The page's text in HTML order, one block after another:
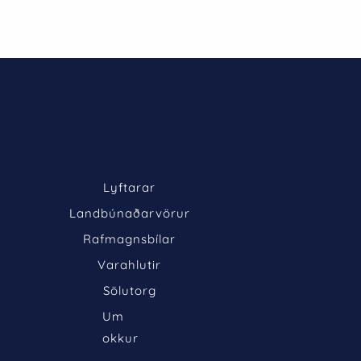
Lyftarar
Landbúnaðarvörur
Rafmagnsbílar
Varahlutir
Sölutorg
Um
okkur